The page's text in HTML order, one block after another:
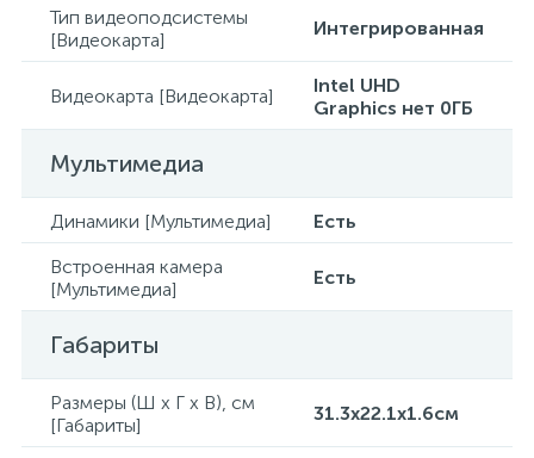
Тип видеоподсистемы
[Видеокарта]
Интегрированная
Видеокарта [Видеокарта]
Intel UHD
Graphics нет 0ГБ
Мультимедиа
Динамики [Мультимедиа]
Есть
Встроенная камера
[Мультимедиа]
Есть
Габариты
Размеры (Ш x Г x В), см
[Габариты]
31.3x22.1x1.6см